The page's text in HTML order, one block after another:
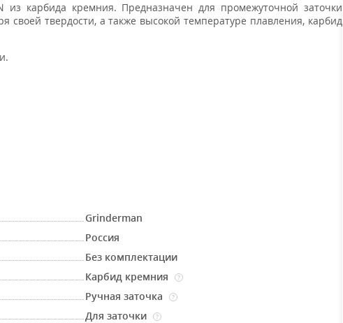
из карбида кремния. Предназначен для промежуточной заточки
своей твердости, а также высокой температуре плавления, карбид
Grinderman
Россия
Без комплектации
Карбид кремния ?
Ручная заточка ?
Для заточки ?